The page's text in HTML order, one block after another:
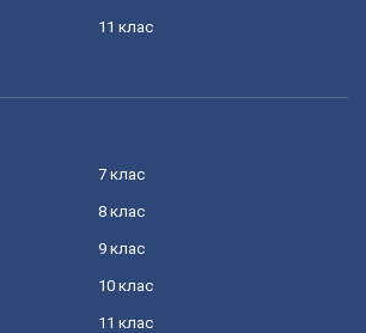
11 клас
7 клас
8 клас
9 клас
10 клас
11 клас